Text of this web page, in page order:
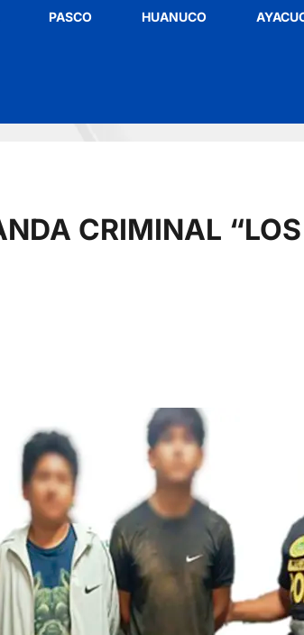
PASCO HUANUCO
CRIMINAL